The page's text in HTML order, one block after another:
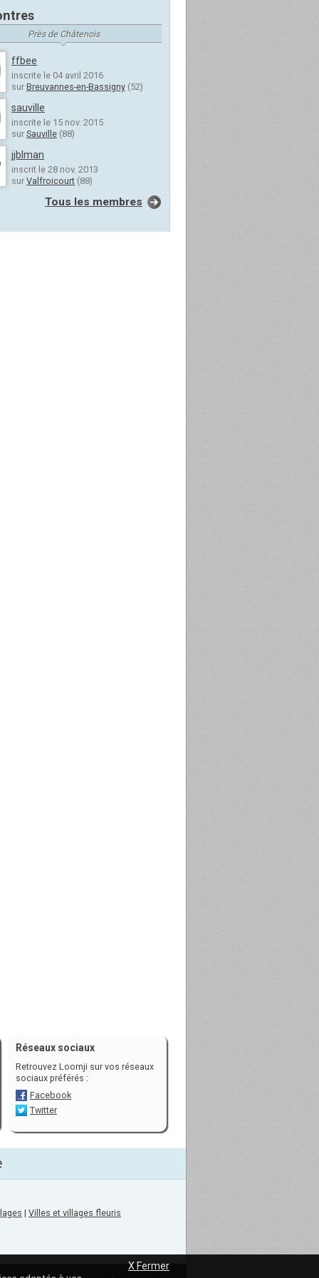
Près de Châtenois
ffbee
inscrite le 04 avril 2016
sur Breuvannes-en-Bassigny (52)
sauville
inscrite le 15 nov. 2015
sur Sauville (88)
jjblman
inscrit le 28 nov. 2013
sur Valfroicourt (88)
Tous les membres
Réseaux sociaux
Retrouvez Loomji sur vos réseaux
sociaux préférés :
Facebook
Twitter
| Villes et villages fleuris
X Fermer